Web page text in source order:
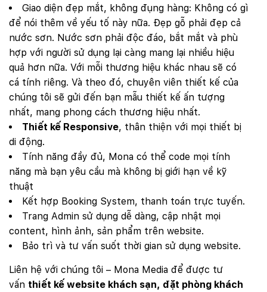
Giao diện đẹp mắt, không đụng hàng: Không có gì
để nói thêm về yếu tố này nữa. Đẹp gỗ phải đẹp cả
nước sơn. Nước sơn phải độc đáo, bắt mắt và phù
hợp với người sử dụng lại càng mang lại nhiều hiệu
quả hơn nữa. Với mỗi thương hiệu khác nhau sẽ có
cá tính riêng. Và theo đó, chuyên viên thiết kế của
chúng tôi sẽ gửi đến bạn mẫu thiết kế ấn tượng
nhất, mang phong cách thương hiệu nhất.
Thiết kế Responsive, thân thiện với mọi thiết bị
di động.
Tính năng đầy đủ, Mona có thể code mọi tính
năng mà bạn yêu cầu mà không bị giới hạn về kỹ
thuật
Kết hợp Booking System, thanh toán trực tuyến.
Trang Admin sử dụng dễ dàng, cập nhật mọi
content, hình ảnh, sản phẩm trên website.
Bảo trì và tư vấn suốt thời gian sử dụng website.
Liên hệ với chúng tôi – Mona Media để được tư
vấn thiết kế website khách sạn, đặt phòng khách